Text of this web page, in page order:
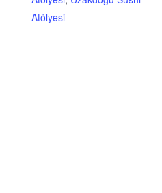
Atölyesi